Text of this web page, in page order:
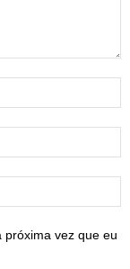
vez que eu